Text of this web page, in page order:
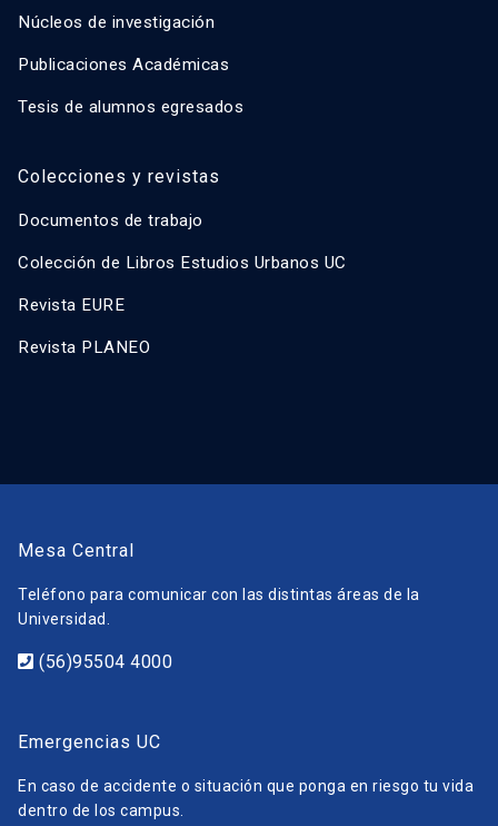
Núcleos de investigación
Publicaciones Académicas
Tesis de alumnos egresados
Colecciones y revistas
Documentos de trabajo
Colección de Libros Estudios Urbanos UC
Revista EURE
Revista PLANEO
Mesa Central
Teléfono para comunicar con las distintas áreas de la
Universidad.
(56)95504 4000
Emergencias UC
En caso de accidente o situación que ponga en riesgo tu vida
dentro de los campus.